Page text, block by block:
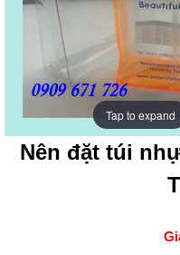
Tap to expand
Tap to expand
Nên đặt túi